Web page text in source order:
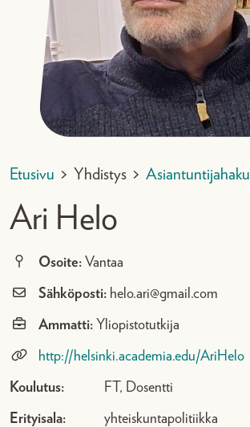
Etusivu > Yhdistys > Asiantuntijahaku
Ari Helo
Osoite: Vantaa
Sähköposti: helo.ari@gmail.com
Ammatti: Yliopistotutkija
http://helsinki.academia.edu/AriHelo
Koulutus: FT, Dosentti
Erityisala:
yhteiskuntapolitiikka